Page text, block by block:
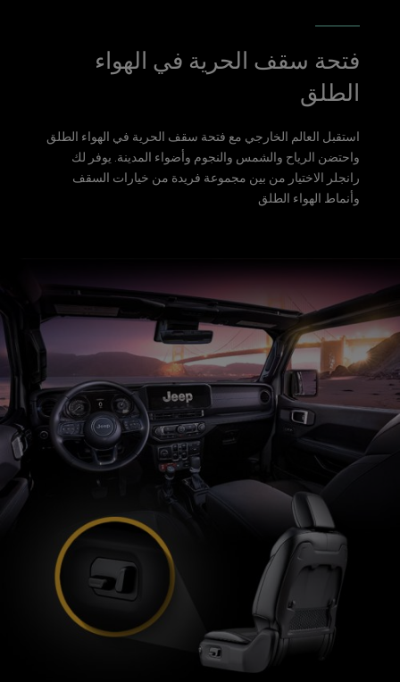
فتحة سقف الحرية في الهواء
الطلق
استقبل العالم الخارجي مع فتحة سقف الحرية في الهواء الطلق
واحتضن الرياح والشمس والنجوم وأضواء المدينة. يوفر لك
رانجلر الاختيار من بين مجموعة فريدة من خيارات السقف
وأنماط الهواء الطلق